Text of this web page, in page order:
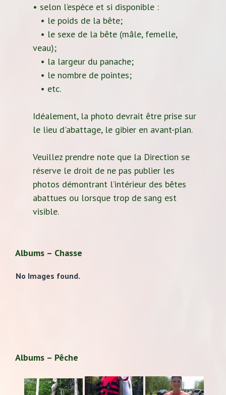
• selon l’espèce et si disponible :
• le poids de la bête;
• le sexe de la bête (mâle, femelle,
veau);
• la largeur du panache;
• le nombre de pointes;
• etc.
Idéalement, la photo devrait être prise sur
le lieu d'abattage, le gibier en avant-plan.
Veuillez prendre note que la Direction se
réserve le droit de ne pas publier les
photos démontrant l’intérieur des bêtes
abattues ou lorsque trop de sang est
visible.
Albums – Chasse
No Images found.
Albums – Pêche